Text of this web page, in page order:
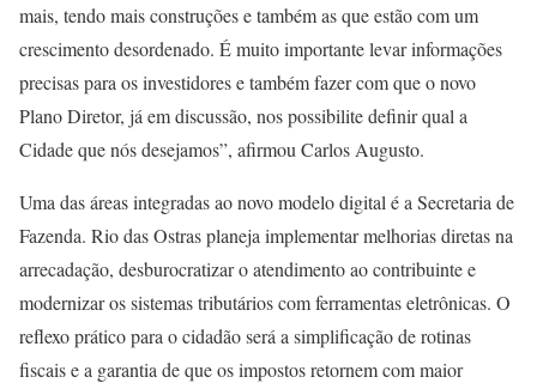
mais, tendo mais construções e também as que estão com um
crescimento desordenado. É muito importante levar informações
precisas para os investidores e também fazer com que o novo
Plano Diretor, já em discussão, nos possibilite definir qual a
Cidade que nós desejamos”, afirmou Carlos Augusto.
Uma das áreas integradas ao novo modelo digital é a Secretaria de
Fazenda. Rio das Ostras planeja implementar melhorias diretas na
arrecadação, desburocratizar o atendimento ao contribuinte e
modernizar os sistemas tributários com ferramentas eletrônicas. O
reflexo prático para o cidadão será a simplificação de rotinas
fiscais e a garantia de que os impostos retornem com maior